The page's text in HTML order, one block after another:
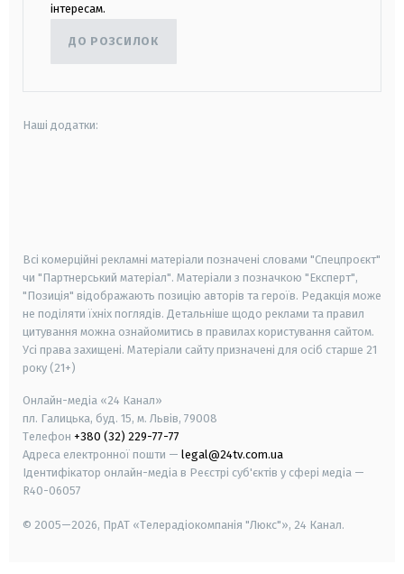
інтересам.
ДО РОЗСИЛОК
Наші додатки:
Всі комерційні рекламні матеріали позначені словами "Спецпроєкт"
чи "Партнерський матеріал". Матеріали з позначкою "Експерт",
"Позиція" відображають позицію авторів та героїв. Редакція може
не поділяти їхніх поглядів. Детальніше щодо реклами та правил
цитування можна ознайомитись в правилах користування сайтом.
Усі права захищені. Матеріали сайту призначені для осіб старше 21
року (21+)
Онлайн-медіа «24 Канал»
пл. Галицька, буд. 15, м. Львів, 79008
Телефон +380 (32) 229-77-77
Адреса електронної пошти — legal@24tv.com.ua
Ідентифікатор онлайн-медіа в Реєстрі суб'єктів у сфері медіа —
R40-06057
© 2005—2026, ПрАТ «Телерадіокомпанія "Люкс"», 24 Канал.